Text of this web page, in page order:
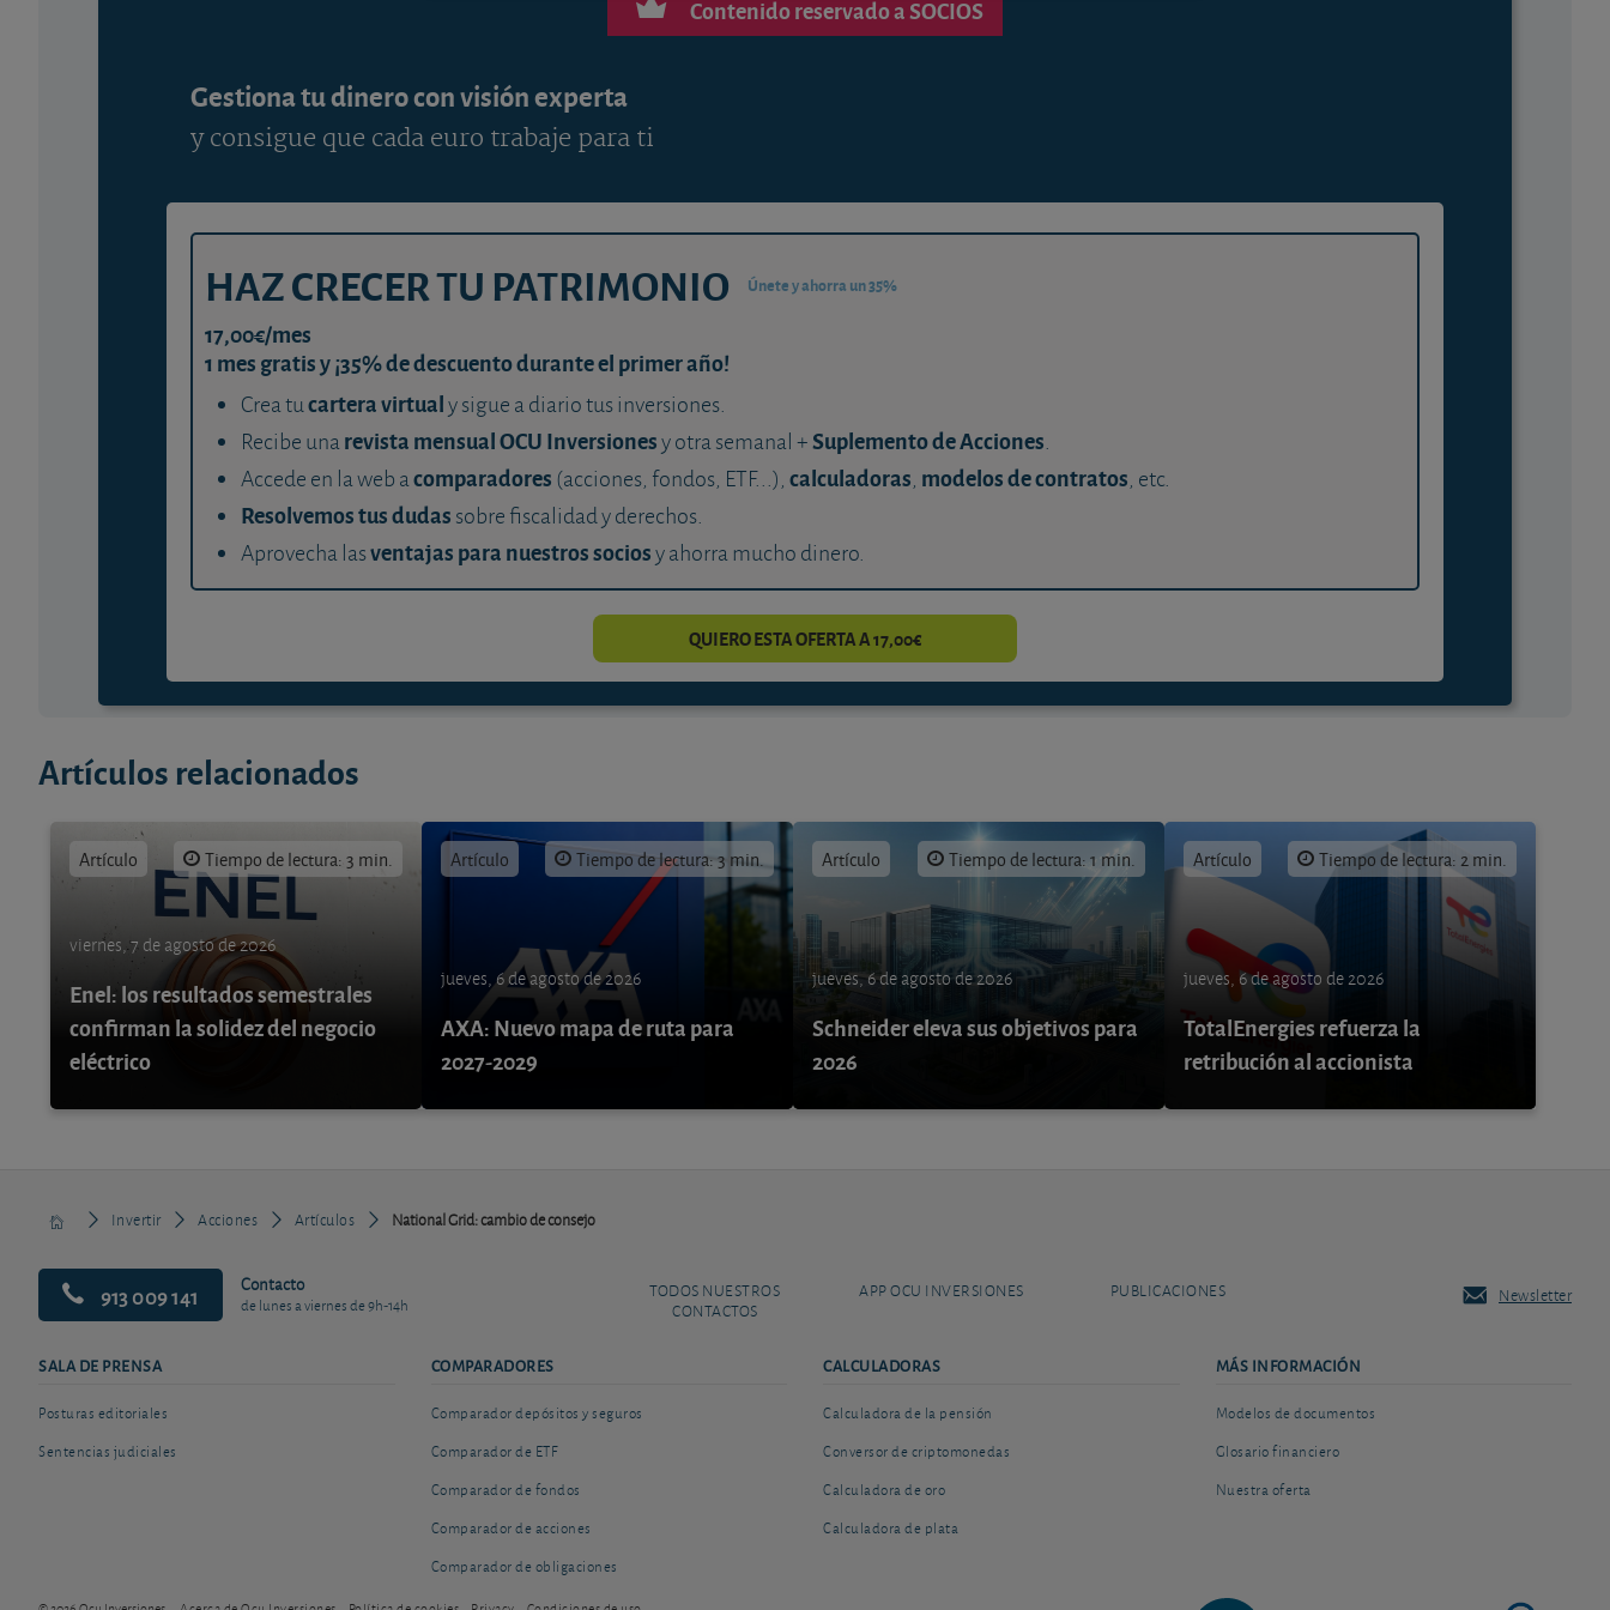
Contenido reservado a SOCIOS
Gestiona tu dinero con visión experta
y consigue que cada euro trabaje para ti
HAZ CRECER TU PATRIMONIO Únete y ahorra un 35%
17,00€/mes
1 mes gratis y ¡35% de descuento durante el primer año!
Crea tucartera virtualy sigue a diario tus inversiones.
Recibe unarevista mensual OCU Inversionesy otra semanal +Suplemento de Acciones.
Accede en la web acomparadores (acciones, fondos, ETF...), calculadoras, modelos de contratos, etc.
Resolvemos tus dudas sobre fiscalidad y derechos.
Aprovecha lasventajas para nuestros sociosy ahorra mucho dinero.
QUIERO ESTA OFERTA A 17,00€
Artículos relacionados
Artículo Tiempo de lectura: 3 min.
viernes, 7 de agosto de 2026
Enel: los resultados semestrales
confirman la solidez del negocio
eléctrico
Artículo Tiempo de lectura: 3 min.
jueves, 6 de agosto de 2026
AXA: Nuevo mapa de ruta para
2027-2029
Artículo Tiempo de lectura: 1 min.
jueves, 6 de agosto de 2026
Schneider eleva sus objetivos para
2026
Artículo Tiempo de lectura: 2 min.
jueves, 6 de agosto de 2026
TotalEnergies refuerza la
retribución al accionista
Invertir Acciones Artículos National Grid: cambio de consejo
913 009 141 Contacto
de lunes a viernes de 9h-14h
TODOS NUESTROS
CONTACTOS
APP OCU INVERSIONES PUBLICACIONES Newsletter
SALA DE PRENSA
Posturas editoriales
Sentencias judiciales
COMPARADORES
Comparador depósitos y seguros
Comparador de ETF
Comparador de fondos
Comparador de acciones
Comparador de obligaciones
CALCULADORAS
Calculadora de la pensión
Conversor de criptomonedas
Calculadora de oro
Calculadora de plata
MÁS INFORMACIÓN
Modelos de documentos
Glosario financiero
Nuestra oferta